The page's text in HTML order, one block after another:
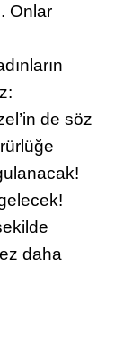
Onlar
de söz
daha